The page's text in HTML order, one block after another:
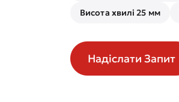
Висота хвилі 25 мм
Надіслати Запит